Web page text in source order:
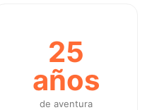
25
años
de aventura